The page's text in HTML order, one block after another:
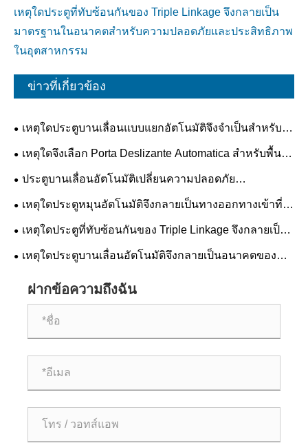
เหตุใดประตูที่ทับซ้อนกันของ Triple Linkage จึงกลายเป็น
มาตรฐานในอนาคตสำหรับความปลอดภัยและประสิทธิภาพ
ในอุตสาหกรรม
ข่าวที่เกี่ยวข้อง
เหตุใดประตูบานเลื่อนแบบแยกอัตโนมัติจึงจำเป็นสำหรับ
อาคารสมัยใหม่
เหตุใดจึงเลือก Porta Deslizante Automatica สำหรับพื้นที่
สมัยใหม่
ประตูบานเลื่อนอัตโนมัติเปลี่ยนความปลอดภัย
ประสิทธิภาพ และแนวโน้มทางสถาปัตยกรรมในอนาคตได้
อย่างไร
เหตุใดประตูหมุนอัตโนมัติจึงกลายเป็นทางออกทางเข้าที่
ต้องการสำหรับอาคารพาณิชย์
เหตุใดประตูที่ทับซ้อนกันของ Triple Linkage จึงกลายเป็น
มาตรฐานในอนาคตสำหรับความปลอดภัยและประสิทธิภาพ
ในอุตสาหกรรม
เหตุใดประตูบานเลื่อนอัตโนมัติจึงกลายเป็นอนาคตของ
ฝากข้อความถึงฉัน